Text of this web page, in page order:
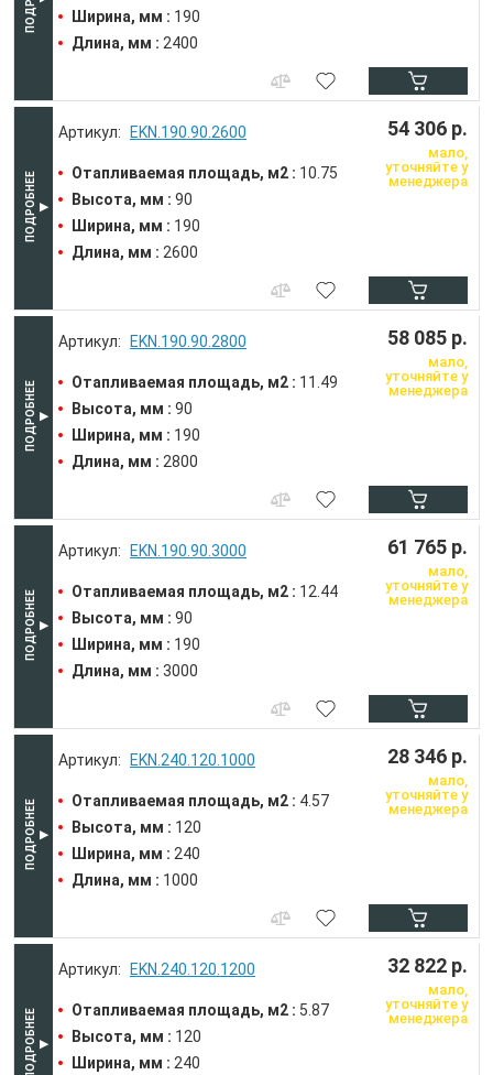
Ширина, мм : 190
Длина, мм : 2400
EKN.190.90.2600
Отапливаемая площадь, м2 : 10.75
Высота, мм : 90
Ширина, мм : 190
Длина, мм : 2600
54 306 р.
мало,
уточняйте у
менеджера
EKN.190.90.2800
Отапливаемая площадь, м2 : 11.49
Высота, мм : 90
Ширина, мм : 190
Длина, мм : 2800
58 085 р.
мало,
уточняйте у
менеджера
EKN.190.90.3000
Отапливаемая площадь, м2 : 12.44
Высота, мм : 90
Ширина, мм : 190
Длина, мм : 3000
61 765 р.
мало,
уточняйте у
менеджера
EKN.240.120.1000
Отапливаемая площадь, м2 : 4.57
Высота, мм : 120
Ширина, мм : 240
Длина, мм : 1000
28 346 р.
мало,
уточняйте у
менеджера
EKN.240.120.1200
Отапливаемая площадь, м2 : 5.87
Высота, мм : 120
Ширина, мм : 240
32 822 р.
мало,
уточняйте у
менеджера